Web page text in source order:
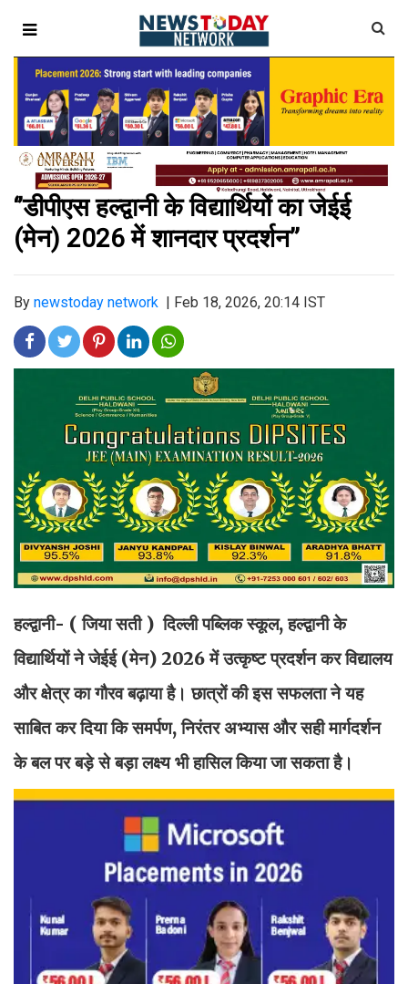
‘’डीपीएस हल्द्वानी के विद्यार्थियों का जेईई
(मेन) 2026 में शानदार प्रदर्शन’’
By newstoday network Feb 18, 2026, 20:14 IST
हल्द्वानी- ( जिया सती ) दिल्ली पब्लिक स्कूल, हल्द्वानी के
विद्यार्थियों ने जेईई (मेन) 2026 में उत्कृष्ट प्रदर्शन कर विद्यालय
और क्षेत्र का गौरव बढ़ाया है। छात्रों की इस सफलता ने यह
साबित कर दिया कि समर्पण, निरंतर अभ्यास और सही मार्गदर्शन
के बल पर बड़े से बड़ा लक्ष्य भी हासिल किया जा सकता है।